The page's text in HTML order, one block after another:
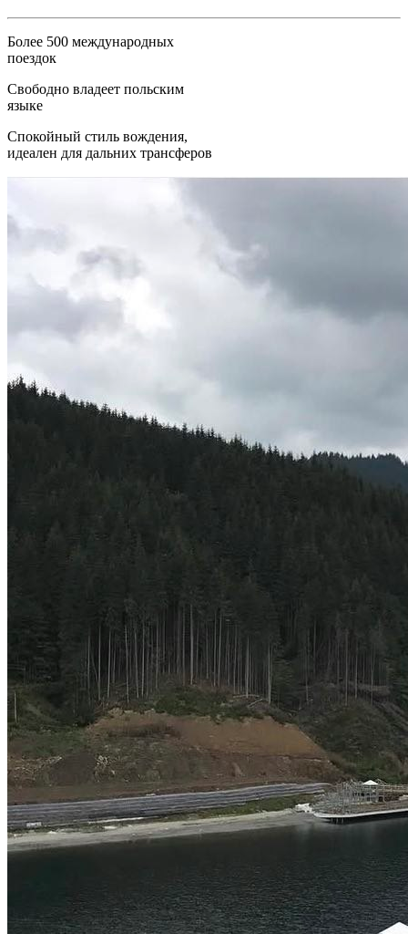
Более 500 международных
поездок
Свободно владеет польским
языке
Спокойный стиль вождения,
идеален для дальних трансферов